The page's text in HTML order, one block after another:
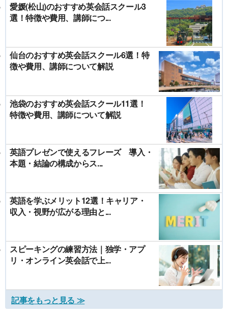
愛媛(松山)のおすすめ英会話スクール3
選！特徴や費用、講師につ...
仙台のおすすめ英会話スクール6選！特
徴や費用、講師について解説
池袋のおすすめ英会話スクール11選！
特徴や費用、講師について解説
英語プレゼンで使えるフレーズ 導入・
本題・結論の構成からス...
英語を学ぶメリット12選！キャリア・
収入・視野が広がる理由と...
スピーキングの練習方法｜独学・アプ
リ・オンライン英会話で上...
記事をもっと見る ≫